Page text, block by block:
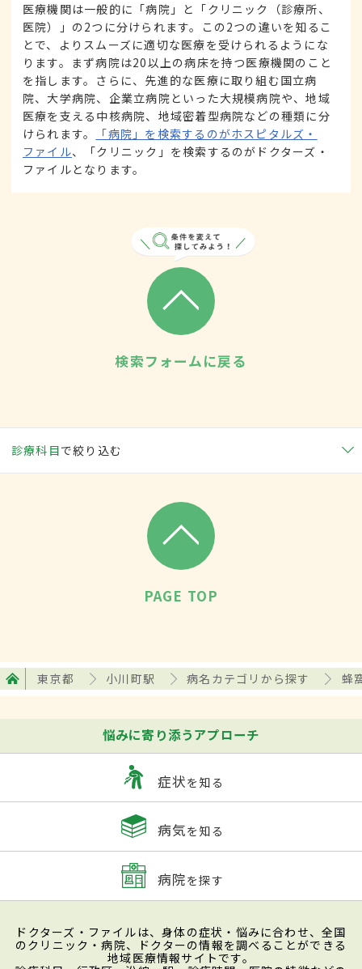
医療機関は一般的に「病院」と「クリニック（診療所、
医院）」の2つに分けられます。この2つの違いを知るこ
とで、よりスムーズに適切な医療を受けられるようにな
ります。まず病院は20以上の病床を持つ医療機関のこと
を指します。さらに、先進的な医療に取り組む国立病
院、大学病院、企業立病院といった大規模病院や、地域
医療を支える中核病院、地域密着型病院などの種類に分
けられます。
「病院」を検索するのがホスピタルズ・
ファイル、「クリニック」を検索するのがドクターズ・
ファイルとなります。
検索フォームに戻る
診療科目で絞り込む
PAGE TOP
東京都 小川町駅 病名カテゴリから探す 蜂
悩みに寄り添うアプローチ
症状を知る
病気を知る
病院を探す
ドクターズ・ファイルは、身体の症状・悩みに合わせ、全国
のクリニック・病院、ドクターの情報を調べることができる
地域医療情報サイトです。